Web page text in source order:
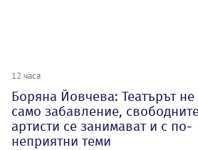
12 часа
Боряна Йовчева: Театърът не
само забавление,
артисти се занимават и с по-
неприятни теми